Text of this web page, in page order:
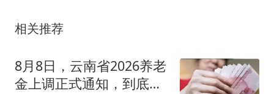
相关推荐
8月8日，云南省2026养老
金上调正式通知，到底有